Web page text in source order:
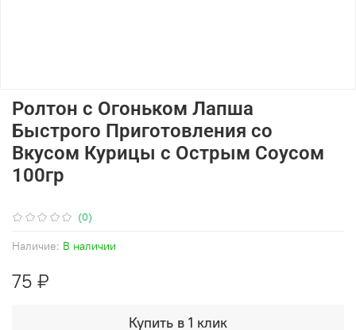
(0)
Наличие: В наличии
Ролтон с Огоньком Лапша
Быстрого Приготовления со
Вкусом Курицы с Острым Соусом
100гр
75 ₽
Купить в 1 клик